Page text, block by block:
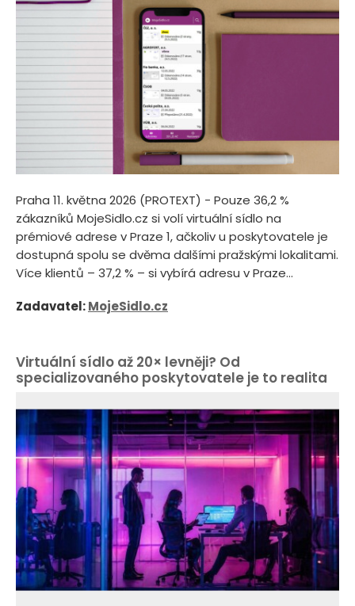
Praha 11. května 2026 (PROTEXT) - Pouze 36,2 %
zákazníků MojeSidlo.cz si volí virtuální sídlo na
prémiové adrese v Praze 1, ačkoliv u poskytovatele je
dostupná spolu se dvěma dalšími pražskými lokalitami.
Více klientů – 37,2 % – si vybírá adresu v Praze...
Zadavatel:MojeSidlo.cz
Virtuální sídlo až 20× levněji? Od
specializovaného poskytovatele je to realita